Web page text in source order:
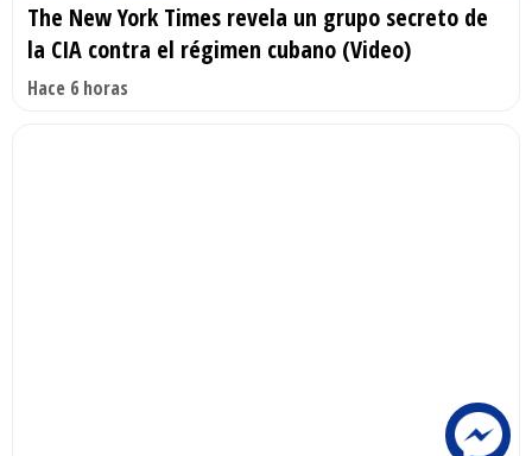
The New York Times revela un grupo secreto de
la CIA contra el régimen cubano (Video)
Hace 6 horas